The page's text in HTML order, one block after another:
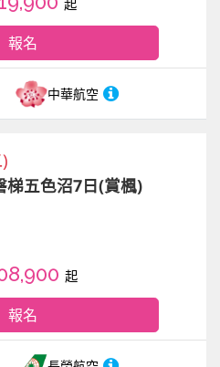
中華航空
起
報名
梯五色沼7日(賞楓)
起
報名